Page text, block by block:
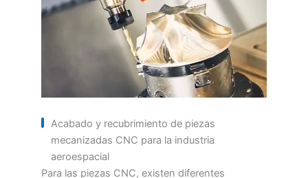
Acabado y recubrimiento de piezas
mecanizadas CNC para la industria
aeroespacial
Para las piezas CNC, existen diferentes